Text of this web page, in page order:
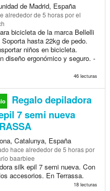
de Madrid, España
alrededor de 5 horaspor el
bicicleta de la marca Bellelli
Soporta hasta 22kg de pedo.
niños en bicicleta.
diseño ergonómico y seguro. -
46 lecturas
Regalo depiladora
7 semi nueva
Catalunya, España
hace alrededor de 5 horaspor
baarbiee
silk epil 7 semi nueva. Con
accesorios. En Terrassa.
18 lecturas